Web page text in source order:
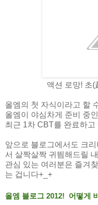
액션 로망! 초(
올엠의 첫 자식이라고 할
올엠이 야심차게 준비 중
최근 1차 CBT를 완료하고
앞으로 블로그에서도 크
서 살짝살짝 귀띔해드릴
관심 있는 여러분은 즐겨
는 겁니다+_+
올엠 블로그 2012! 어떻게